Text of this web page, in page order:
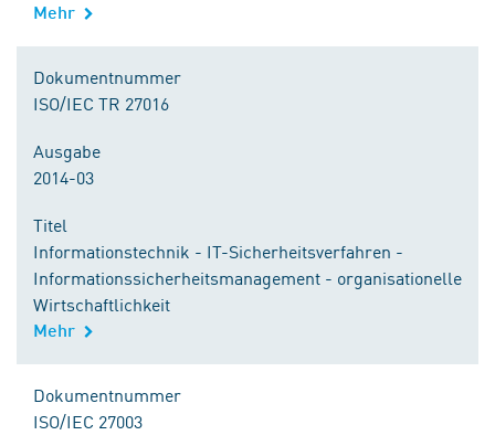
Mehr
Dokumentnummer
ISO/IEC TR 27016
Ausgabe
2014-03
Titel
Informationstechnik - IT-Sicherheitsverfahren -
Informationssicherheitsmanagement - organisationelle
Wirtschaftlichkeit
Mehr
Dokumentnummer
ISO/IEC 27003